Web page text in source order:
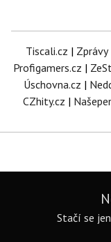
Tiscali.cz | Zprávy
Profigamers.cz |
Úschovna.cz |
CZhity.cz |
Stačí se jen